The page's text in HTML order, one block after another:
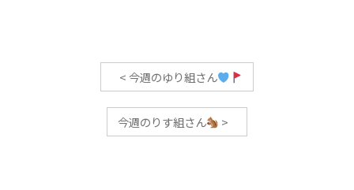
<今週のゆり組さん
今週のりす組さん >